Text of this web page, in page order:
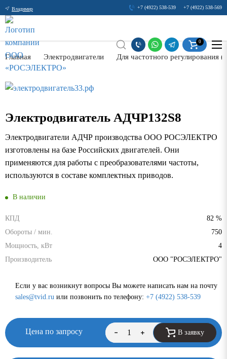
Владимир +7 (4922) 538-539 +7 (4922) 538-569
0
Главная Электродвигатели Для частотного регулирования
Электродвигатель АДЧР132S8
Электродвигатели АДЧР производства ООО РОСЭЛЕКТРО
изготовлены на базе Российских двигателей. Они
применяются для работы с преобразователями частоты,
используются в составе комплектных приводов.
В наличии
КПД
82 %
Обороты / мин.
750
Мощность, кВт
4
Производитель
ООО "РОСЭЛЕКТРО"
Если у вас возникнут вопросы Вы можете написать нам на почту
sales@tvid.ru или позвонить по телефону: +7 (4922) 538-539
Цена по запросу В заявку